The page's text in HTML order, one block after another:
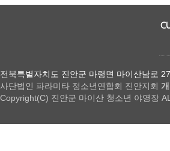
전북특별자치도 진안군 마령면 마이산남로
사단법인 파라미타 정소년연합회 진안지회
Copyright(C) 진안군 마이산 청소년 야영장